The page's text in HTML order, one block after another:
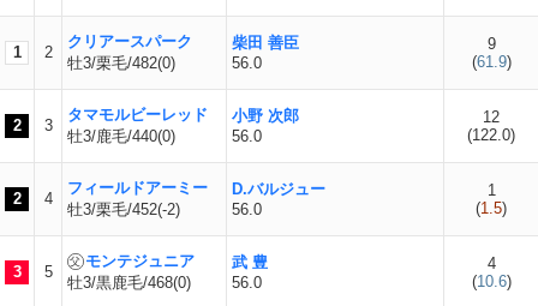
1 2
クリアースパーク
牡3/栗毛/482(0)
柴田 善臣
56.0
9
(61.9)
2 3
タマモルビーレッド
牡3/鹿毛/440(0)
小野 次郎
56.0
12
(122.0)
2 4
フィールドアーミー
牡3/栗毛/452(-2)
D.バルジュー
56.0
1
(1.5)
3 5
モンテジュニア
牡3/黒鹿毛/468(0)
武 豊
56.0
4
(10.6)